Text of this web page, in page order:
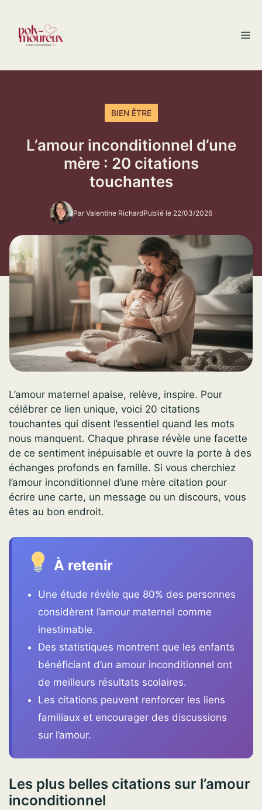
contenu
BIEN ÊTRE
L’amour inconditionnel d’une
mère : 20 citations
touchantes
Par Valentine RichardPublié le 22/03/2026
L’amour maternel apaise, relève, inspire. Pour
célébrer ce lien unique, voici 20 citations
touchantes qui disent l’essentiel quand les mots
nous manquent. Chaque phrase révèle une facette
de ce sentiment inépuisable et ouvre la porte à des
échanges profonds en famille. Si vous cherchiez
l’amour inconditionnel d’une mère citation pour
écrire une carte, un message ou un discours, vous
êtes au bon endroit.
À retenir
Une étude révèle que 80% des personnes
considèrent l’amour maternel comme
inestimable.
Des statistiques montrent que les enfants
bénéficiant d’un amour inconditionnel ont
de meilleurs résultats scolaires.
Les citations peuvent renforcer les liens
familiaux et encourager des discussions
sur l’amour.
Les plus belles citations sur l’amour
inconditionnel